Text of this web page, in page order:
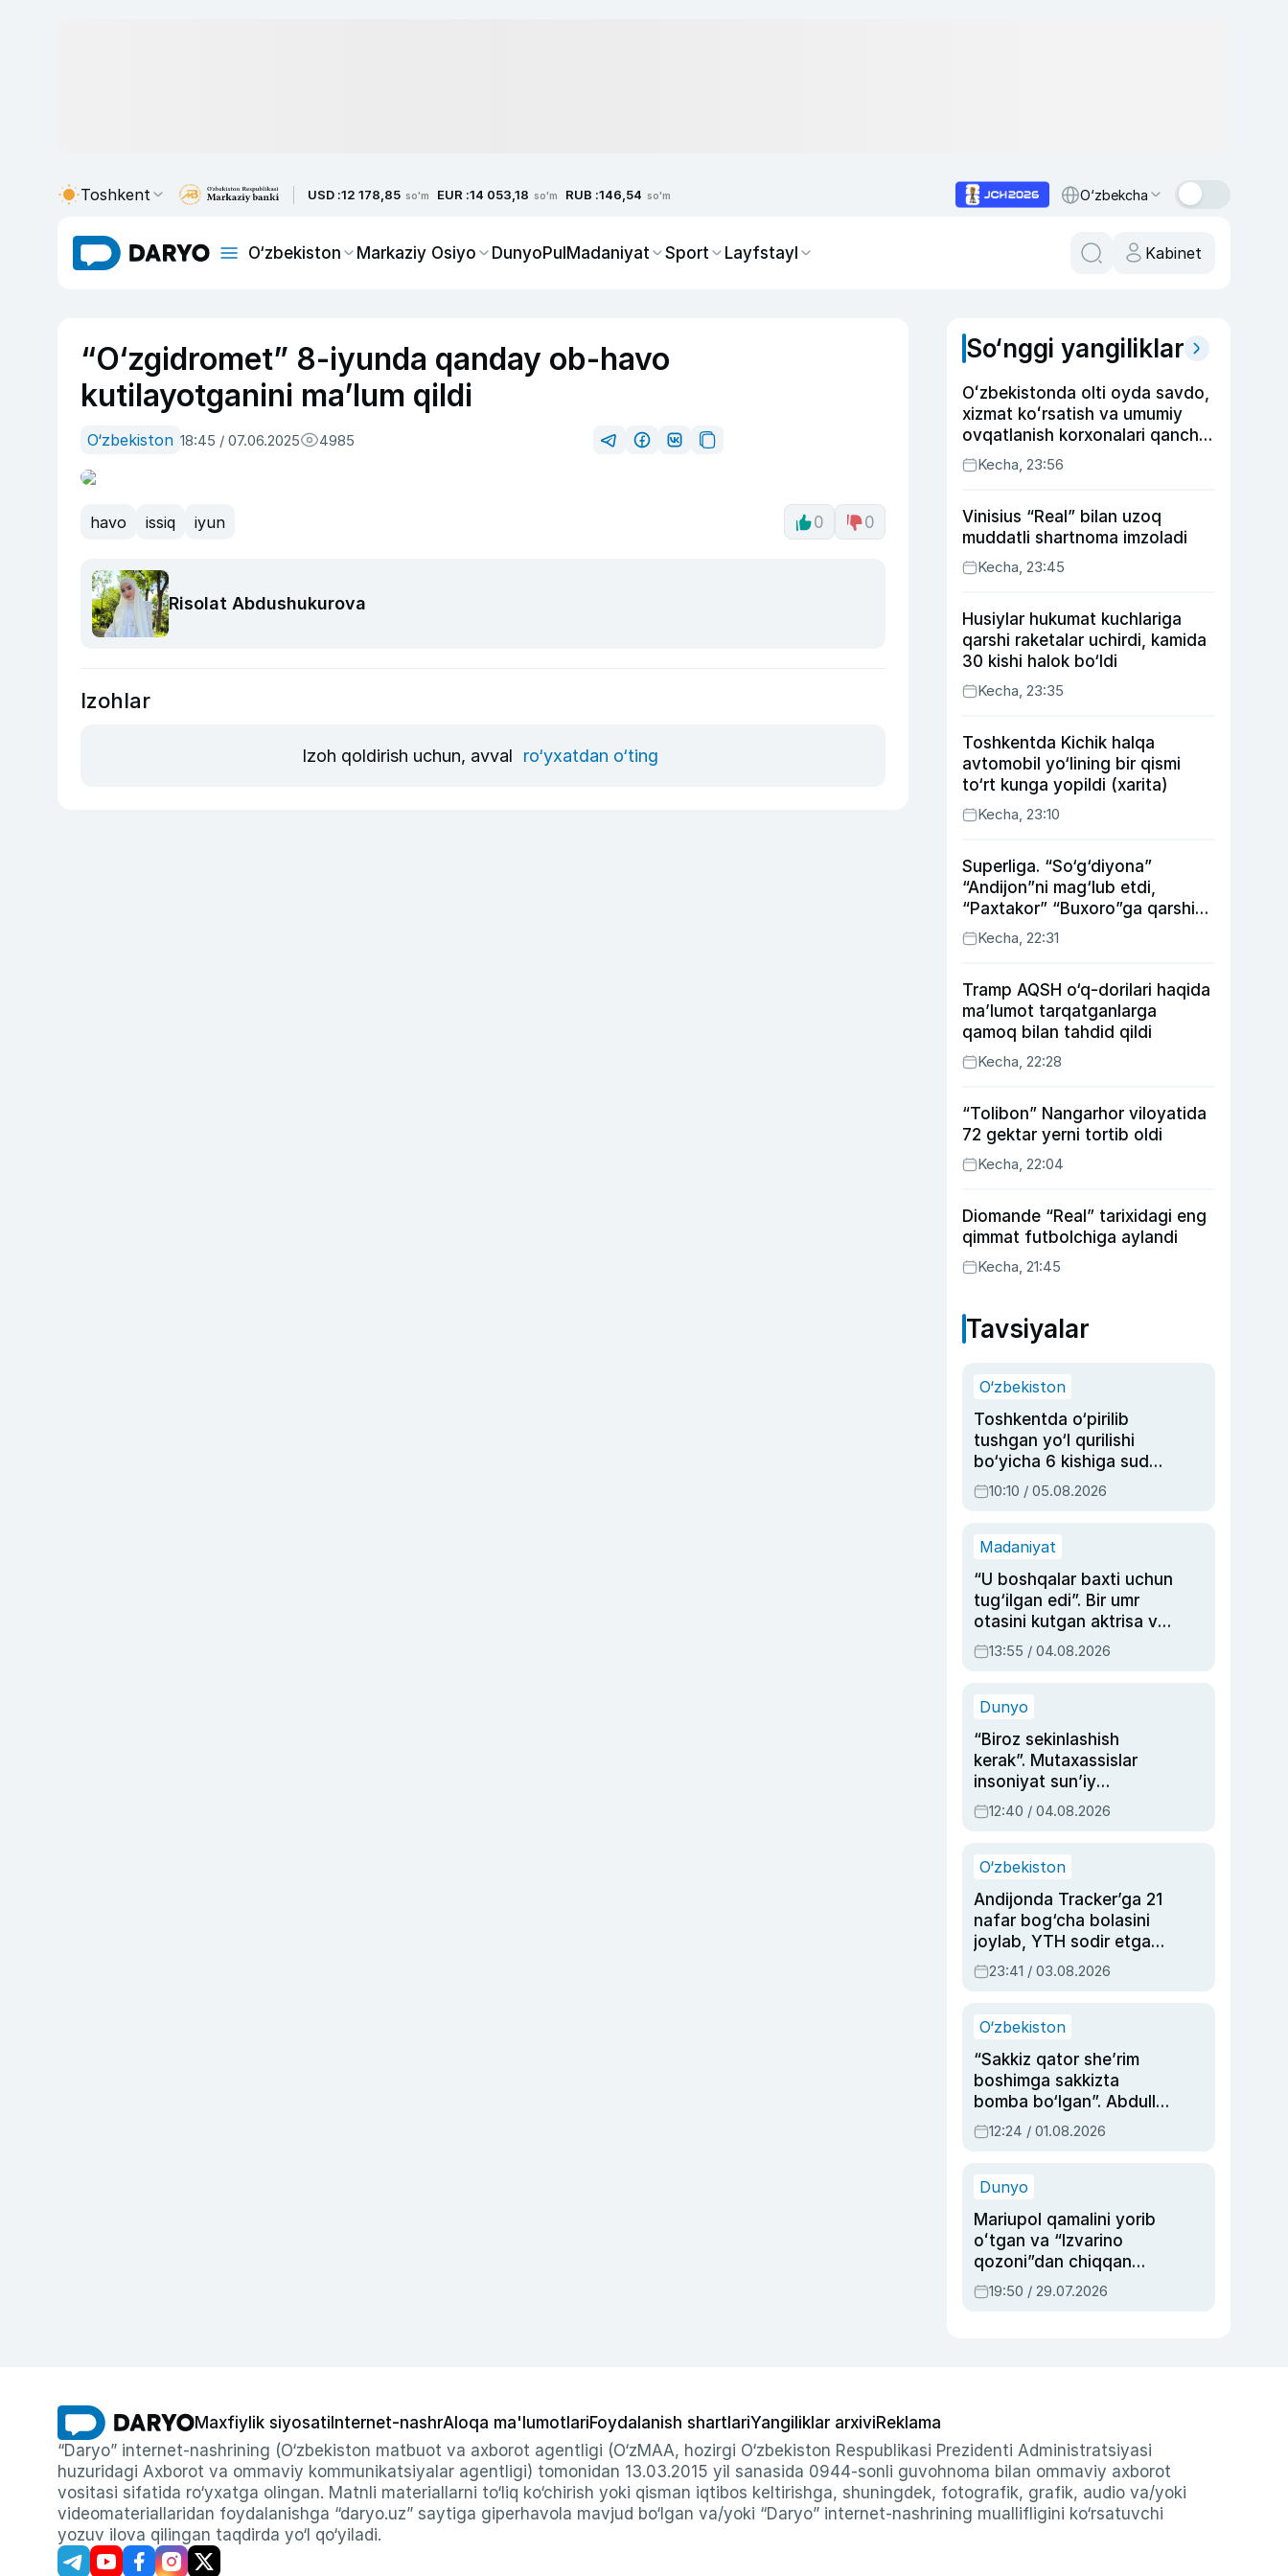
Toshkent USD :12 178,85 so'm EUR :14 053,18 so'm RUB :146,54 so'm O‘zbekcha
O‘zbekiston Markaziy Osiyo DunyoPulMadaniyat Sport Layfstayl Kabinet
“O‘zgidromet” 8-iyunda qanday ob-havo
kutilayotganini ma’lum qildi
O‘zbekiston 18:45 / 07.06.2025 4985
havo issiq iyun 0 0
Risolat Abdushukurova
Izohlar
Izoh qoldirish uchun, avval ro‘yxatdan o‘ting
So‘nggi yangiliklar
Oʻzbekistonda olti oyda savdo,
xizmat koʻrsatish va umumiy
ovqatlanish korxonalari qancha
soliq toʻlagani ochiqlandi
Kecha, 23:56
Vinisius “Real” bilan uzoq
muddatli shartnoma imzoladi
Kecha, 23:45
Husiylar hukumat kuchlariga
qarshi raketalar uchirdi, kamida
30 kishi halok bo‘ldi
Kecha, 23:35
Toshkentda Kichik halqa
avtomobil yo‘lining bir qismi
to‘rt kunga yopildi (xarita)
Kecha, 23:10
Superliga. “So‘g‘diyona”
“Andijon”ni mag‘lub etdi,
“Paxtakor” “Buxoro”ga qarshi
bahsda g‘alabani qo‘ldan
chiqardi
Kecha, 22:31
Tramp AQSH o‘q-dorilari haqida
ma’lumot tarqatganlarga
qamoq bilan tahdid qildi
Kecha, 22:28
“Tolibon” Nangarhor viloyatida
72 gektar yerni tortib oldi
Kecha, 22:04
Diomande “Real” tarixidagi eng
qimmat futbolchiga aylandi
Kecha, 21:45
Tavsiyalar
O‘zbekiston
Toshkentda o‘pirilib
tushgan yo‘l qurilishi
bo‘yicha 6 kishiga sud
hukmi o‘qildi
10:10 / 05.08.2026
Madaniyat
“U boshqalar baxti uchun
tug‘ilgan edi”. Bir umr
otasini kutgan aktrisa va
dublyaj ustasi Rimma
Ahmedovaning
13:55 / 04.08.2026
Dunyo
“Biroz sekinlashish
kerak”. Mutaxassislar
insoniyat sun’iy
intellektni boshqara
olmay qolishidan xavotir
12:40 / 04.08.2026
O‘zbekiston
Andijonda Tracker’ga 21
nafar bog‘cha bolasini
joylab, YTH sodir etgan
ayolga sud hukmi o‘qildi
23:41 / 03.08.2026
O‘zbekiston
“Sakkiz qator she’rim
boshimga sakkizta
bomba bo‘lgan”. Abdulla
Oripovni siyosiy
ayblovlardan asrab
12:24 / 01.08.2026
Dunyo
Mariupol qamalini yorib
oʻtgan va “Izvarino
qozoni”dan chiqqan
qahramon — Ukraina
armiyasi bosh
19:50 / 29.07.2026
Maxfiylik siyosati Internet-nashrAloqa ma'lumotlariFoydalanish shartlariYangiliklar arxiviReklama
“Daryo” internet-nashrining (O‘zbekiston matbuot va axborot agentligi (O‘zMAA, hozirgi O‘zbekiston Respublikasi Prezidenti Administratsiyasi
huzuridagi Axborot va ommaviy kommunikatsiyalar agentligi) tomonidan 13.03.2015 yil sanasida 0944-sonli guvohnoma bilan ommaviy axborot
vositasi sifatida ro‘yxatga olingan. Matnli materiallarni to‘liq ko‘chirish yoki qisman iqtibos keltirishga, shuningdek, fotografik, grafik, audio va/yoki
videomateriallaridan foydalanishga “daryo.uz” saytiga giperhavola mavjud bo‘lgan va/yoki “Daryo” internet-nashrining muallifligini ko‘rsatuvchi
yozuv ilova qilingan taqdirda yo‘l qo‘yiladi.